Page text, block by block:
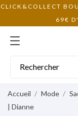
CLICK&COLLECT
69€
Accueil Mode
| Dianne